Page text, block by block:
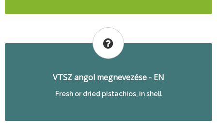
VTSZ angol megnevezése - EN
Fresh or dried pistachios, in shell